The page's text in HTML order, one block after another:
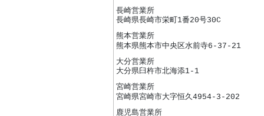
長崎営業所
長崎県長崎市栄町1番20号30C
熊本営業所
熊本県熊本市中央区水前寺6-37-21
大分営業所
大分県臼杵市北海添1-1
宮崎営業所
宮崎県宮崎市大字恒久4954-3-202
鹿児島営業所